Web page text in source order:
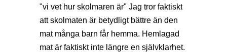
"vi vet hur skolmaren är" Jag tror faktiskt
att skolmaten är betydligt bättre än den
mat många barn får hemma. Hemlagad
mat är faktiskt inte längre en självklarhet.